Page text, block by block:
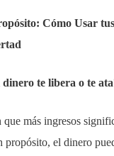
Cómo Usar
te libera o te
que más ingresos
propósito, el dinero